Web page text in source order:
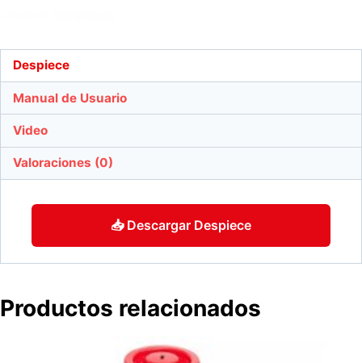
Despiece
Manual de Usuario
Video
Valoraciones (0)
📥 Descargar Despiece
Productos relacionados